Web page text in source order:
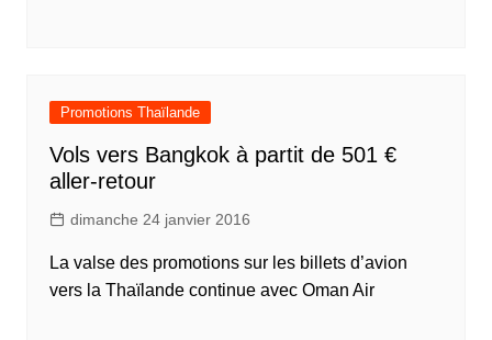
Promotions Thaïlande
Vols vers Bangkok à partit de 501 €
aller-retour
dimanche 24 janvier 2016
La valse des promotions sur les billets d’avion
vers la Thaïlande continue avec Oman Air